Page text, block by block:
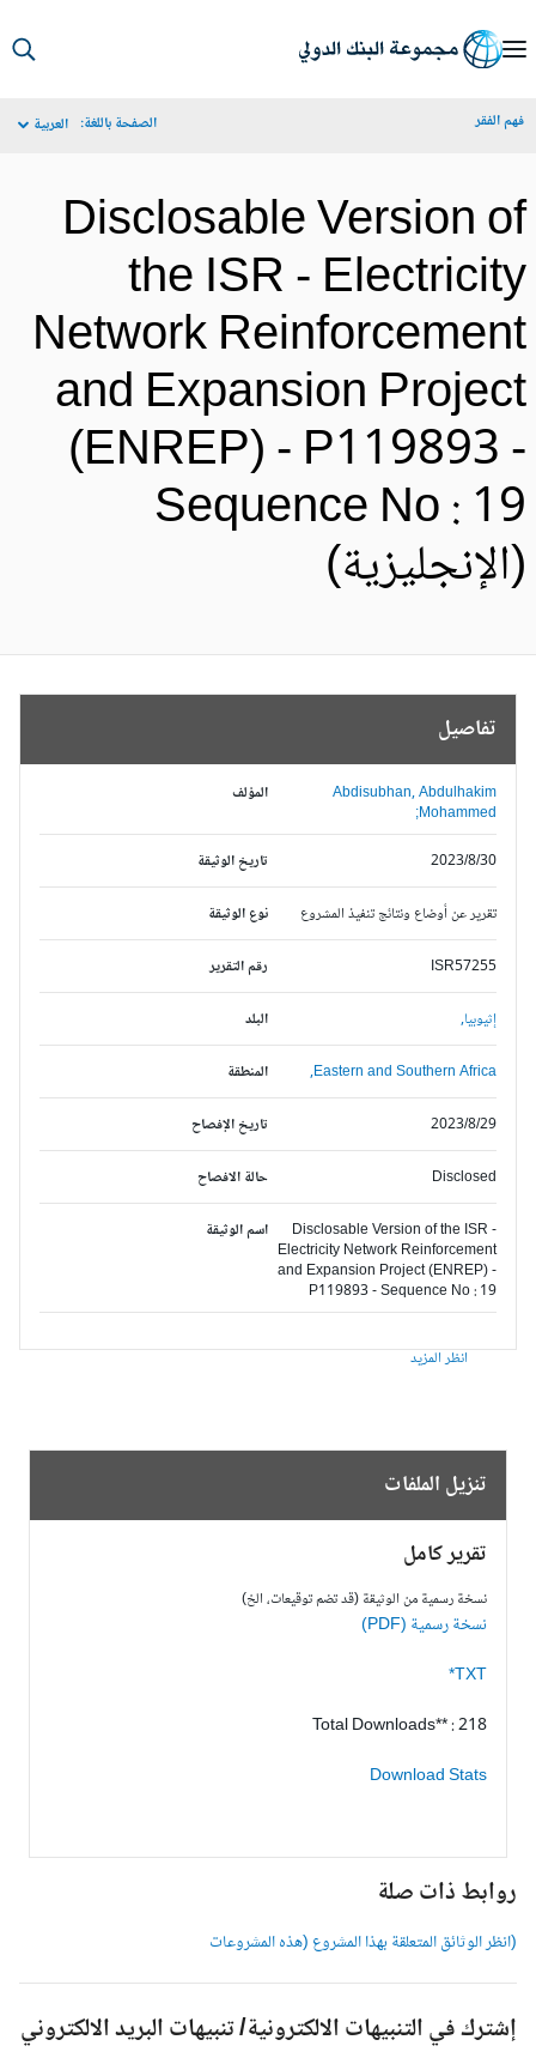
الفقر الصفحة باللغة: العربية
Disclosable Version
the ISR -
Network
and Expansion
(ENREP) - P119893
Sequence No :
تفاصيل
المؤلف
Abdisubhan, Abdulhakim
Mohammed;
تاريخ الوثيقة
2023/8/30
نوع الوثيقة تقرير عن أوضاع ونتائج تنفيذ المشروع
رقم التقرير ISR57255
البلد إثيوبيا,
المنطقة Eastern and Southern Africa,
تاريخ الإفصاح 2023/8/29
حالة الافصاح Disclosed
اسم الوثيقة
Disclosable Version of the ISR -
Electricity Network Reinforcement
and Expansion Project (ENREP) -
P119893 - Sequence No : 19
انظر المزيد
تنزيل الملفات
تقرير كامل
نسخة رسمية من الوثيقة (قد تضم توقيعات، الخ)
نسخة رسمية (PDF)
TXT*
Total Downloads** : 218
Download Stats
روابط ذات صلة
(انظر الوثائق المتعلقة بهذا المشروع (هذه المشروعات
إشترك في التنبيهات الالكترونية/ تنبيهات البريد الالكتروني